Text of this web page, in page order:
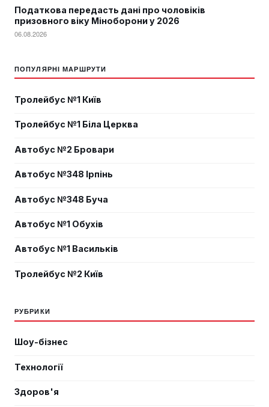
Податкова передасть дані про чоловіків
призовного віку Міноборони у 2026
06.08.2026
ПОПУЛЯРНІ МАРШРУТИ
Тролейбус №1 Київ
Тролейбус №1 Біла Церква
Автобус №2 Бровари
Автобус №348 Ірпінь
Автобус №348 Буча
Автобус №1 Обухів
Автобус №1 Васильків
Тролейбус №2 Київ
РУБРИКИ
Шоу-бізнес
Технології
Здоров'я